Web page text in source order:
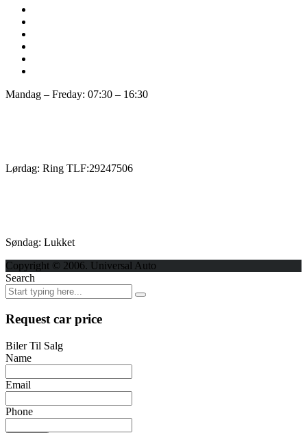
Mandag – Freday: 07:30 – 16:30
Lørdag: Ring TLF:29247506
Søndag: Lukket
Copyright © 2006. Universal Auto
Search
Request car price
Biler Til Salg
Name
Email
Phone